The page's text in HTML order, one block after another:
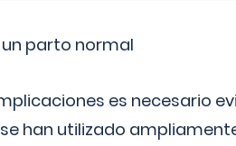
parto normal
es necesario
han utilizado